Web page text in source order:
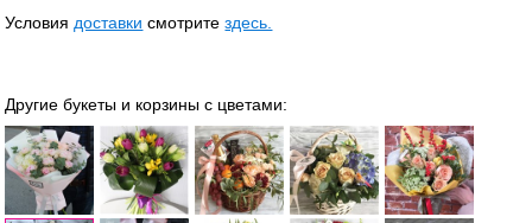
Условия доставки смотритездесь.
Другие букеты и корзины с цветами: